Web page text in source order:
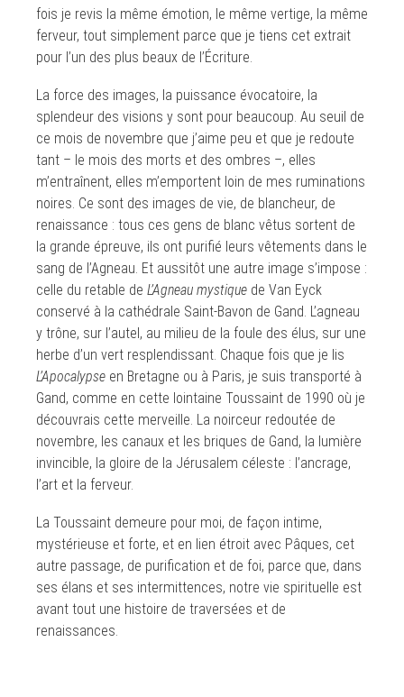
fois je revis la même émotion, le même vertige, la même
ferveur, tout simplement parce que je tiens cet extrait
pour l’un des plus beaux de l’Écriture.
La force des images, la puissance évocatoire, la
splendeur des visions y sont pour beaucoup. Au seuil de
ce mois de novembre que j’aime peu et que je redoute
tant – le mois des morts et des ombres –, elles
m’entraînent, elles m’emportent loin de mes ruminations
noires. Ce sont des images de vie, de blancheur, de
renaissance : tous ces gens de blanc vêtus sortent de
la grande épreuve, ils ont purifié leurs vêtements dans le
sang de l’Agneau. Et aussitôt une autre image s’impose :
celle du retable de L’Agneau mystique de Van Eyck
conservé à la cathédrale Saint-Bavon de Gand. L’agneau
y trône, sur l’autel, au milieu de la foule des élus, sur une
herbe d’un vert resplendissant. Chaque fois que je lis
L’Apocalypse en Bretagne ou à Paris, je suis transporté à
Gand, comme en cette lointaine Toussaint de 1990 où je
découvrais cette merveille. La noirceur redoutée de
novembre, les canaux et les briques de Gand, la lumière
invincible, la gloire de la Jérusalem céleste : l’ancrage,
l’art et la ferveur.
La Toussaint demeure pour moi, de façon intime,
mystérieuse et forte, et en lien étroit avec Pâques, cet
autre passage, de purification et de foi, parce que, dans
ses élans et ses intermittences, notre vie spirituelle est
avant tout une histoire de traversées et de
renaissances.